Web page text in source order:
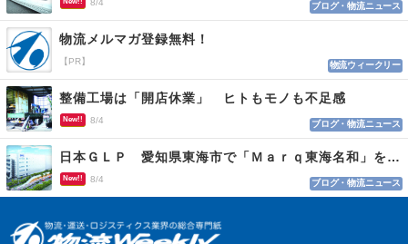
8/4 ブログ・物流ニュース
物流メルマガ登録無料！
【PR】 物流ウィークリー
整備工場は「開店休業」 ヒトもモノも不足感
New!! 8/4 ブログ・物流ニュース
日本ＧＬＰ 愛知県東海市で「Ｍａｒｑ東海名和」を開発
New!! 8/4 ブログ・物流ニュース